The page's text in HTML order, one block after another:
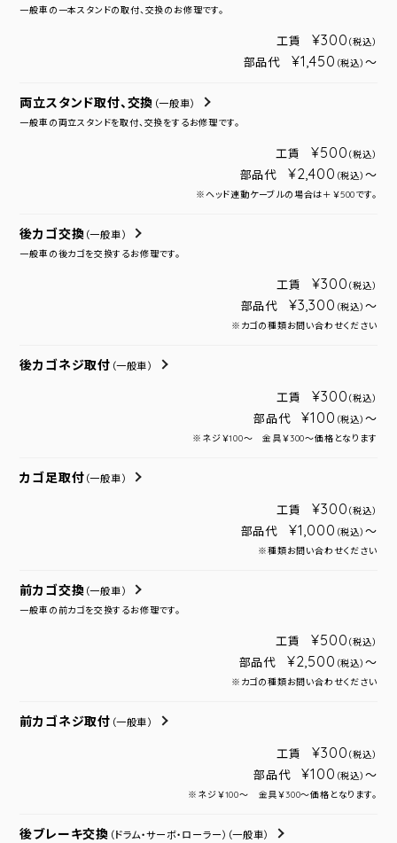
一般車の一本スタンドの取付、交換のお修理です。
工賃 ¥300 （税込）
部品代 ¥1,450 （税込） ～
両立スタンド取付、交換 （一般車）
一般車の両立スタンドを取付、交換をするお修理です。
工賃 ¥500 （税込）
部品代 ¥2,400 （税込） ～
※ヘッド連動ケーブルの場合は＋￥500です。
後カゴ交換 （一般車）
一般車の後カゴを交換するお修理です。
工賃 ¥300 （税込）
部品代 ¥3,300 （税込） ～
※カゴの種類お問い合わせください
後カゴネジ取付 （一般車）
工賃 ¥300 （税込）
部品代 ¥100 （税込） ～
※ネジ￥100～ 金具￥300～価格となります
カゴ足取付 （一般車）
工賃 ¥300 （税込）
部品代 ¥1,000 （税込） ～
※種類お問い合わせください
前カゴ交換 （一般車）
一般車の前カゴを交換するお修理です。
工賃 ¥500 （税込）
部品代 ¥2,500 （税込） ～
※カゴの種類お問い合わせください
前カゴネジ取付 （一般車）
工賃 ¥300 （税込）
部品代 ¥100 （税込） ～
※ネジ￥100～ 金具￥300～価格となります。
後ブレーキ交換 （ドラム・サーボ・ローラー） （一般車）